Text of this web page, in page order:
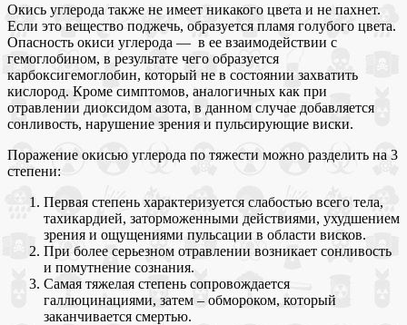
Окись углерода также не имеет никакого цвета и не пахнет.
Если это вещество поджечь, образуется пламя голубого цвета.
Опасность окиси углерода — в ее взаимодействии с
гемоглобином, в результате чего образуется
карбоксигемоглобин, который не в состоянии захватить
кислород. Кроме симптомов, аналогичных как при
отравлении диоксидом азота, в данном случае добавляется
сонливость, нарушение зрения и пульсирующие виски.
Поражение окисью углерода по тяжести можно разделить на 3
степени:
Первая степень характеризуется слабостью всего тела,
тахикардией, заторможенными действиями, ухудшением
зрения и ощущениями пульсации в области висков.
При более серьезном отравлении возникает сонливость
и помутнение сознания.
Самая тяжелая степень сопровождается
галлюцинациями, затем – обмороком, который
заканчивается смертью.